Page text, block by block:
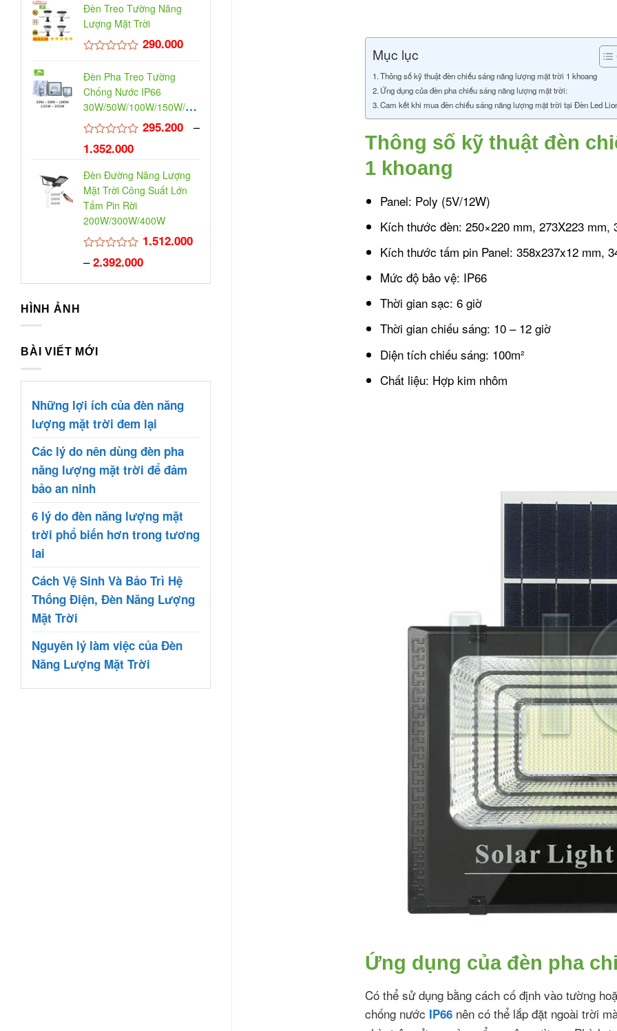
0
5
sao
Đèn Treo Tường Năng
Lượng Mặt Trời
xếp
hạng
0
5
290.000₫
Đèn Pha Treo Tường
Chống Nước IP66
30W/50W/100W/150W/200W
Được
xếp
0
5
sao
295.200₫ –
1.352.000
Đèn Đường Năng Lượng
Mặt Trời Công Suất Lớn
Tấm Pin Rời
200W/300W/400W
Được
xếp
1.512.000₫
–2.392.000
HÌNH ẢNH
BÀI VIẾT MỚI
Những lợi ích của đèn năng
lượng mặt trời đem lại
Các lý do nên dùng đèn pha
năng lượng mặt trời để đảm
bảo an ninh
6 lý do đèn năng lượng mặt
trời phổ biến hơn trong tương
lai
Cách Vệ Sinh Và Bảo Trì Hệ
Thống Điện, Đèn Năng Lượng
Mặt Trời
Nguyên lý làm việc của Đèn
Năng Lượng Mặt Trời
Mục lục
Thông số kỹ thuật đèn chiếu sáng năng lượng mặt trời 1 khoang
Ứng dụng của đèn pha chiếu sáng năng lượng mặt trời:
Cam kết khi mua đèn chiếu sáng năng lượng mặt trời tại Đèn Led
Thông số kỹ thuật đèn
1 khoang
Panel: Poly (5V/12W)
Kích thước đèn: 250×220 mm, 273X223 mm,
Kích thước tấm pin Panel: 358x237x12 mm,
Mức độ bảo vệ: IP66
Thời gian sạc: 6 giờ
Thời gian chiếu sáng: 10 – 12 giờ
Diện tích chiếu sáng: 100m²
Chất liệu: Hợp kim nhôm
Ứng dụng của đèn pha
Có thể sử dụng bằng cách cố định vào tường
chống nước IP66nên có thể lắp đặt ngoài trời